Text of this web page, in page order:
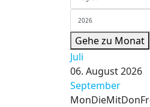
Gehe zu Monat
Juli
06. August 2026
September
MonDieMitDon